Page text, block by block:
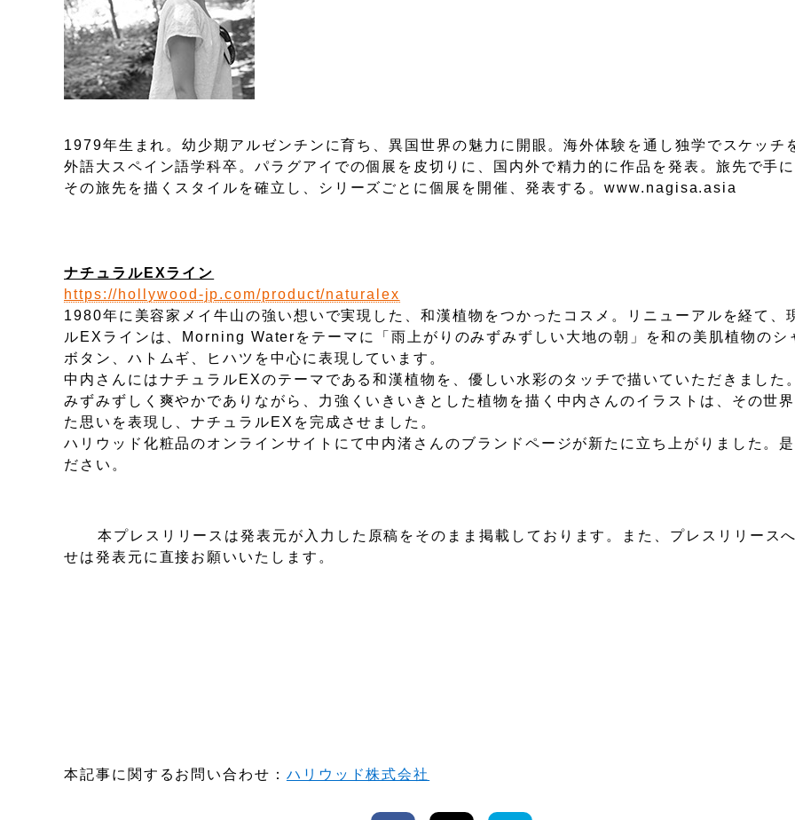
1979年生まれ。幼少期アルゼンチンに育ち、異国世界の魅力に開眼。海外体験を通し独学でスケッチ
外語大スペイン語学科卒。パラグアイでの個展を皮切りに、国内外で精力的に作品を発表。旅先で手
その旅先を描くスタイルを確立し、シリーズごとに個展を開催、発表する。www.nagisa.asia
ナチュラルEXライン
https://hollywood-jp.com/product/naturalex
1980年に美容家メイ牛山の強い想いで実現した、和漢植物をつかったコスメ。リニューアルを経て、
ルEXラインは、Morning Waterをテーマに「雨上がりのみずみずしい大地の朝」を和の美肌植物のシ
ボタン、ハトムギ、ヒハツを中心に表現しています。
中内さんにはナチュラルEXのテーマである和漢植物を、優しい水彩のタッチで描いていただきました。
みずみずしく爽やかでありながら、力強くいきいきとした植物を描く中内さんのイラストは、その世
た思いを表現し、ナチュラルEXを完成させました。
ハリウッド化粧品のオンラインサイトにて中内渚さんのブランドページが新たに立ち上がりました。是
ださい。
本プレスリリースは発表元が入力した原稿をそのまま掲載しております。また、プレスリリース
せは発表元に直接お願いいたします。
本記事に関するお問い合わせ： ハリウッド株式会社